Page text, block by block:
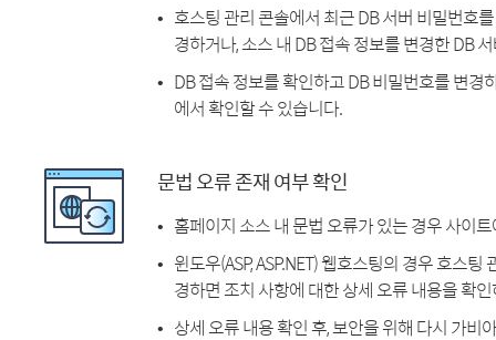
호스팅 관리 콘솔에서 최근 DB 서버 비밀번호
경하거나, 소스 내 DB 접속 정보를 변경한 DB
DB 접속 정보를 확인하고 DB 비밀번호를 변경
에서 확인할 수 있습니다.
문법 오류 존재 여부 확인
홈페이지 소스 내 문법 오류가 있는 경우 사이
윈도우(ASP, ASP.NET) 웹호스팅의 경우 호스
경하면 조치 사항에 대한 상세 오류 내용을 확
상세 오류 내용 확인 후, 보안을 위해 다시 가